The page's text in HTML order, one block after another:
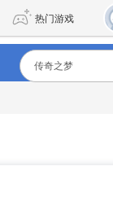
热门游戏